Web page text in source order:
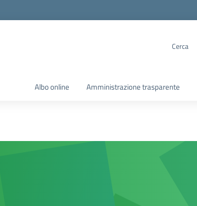
Cerca
Albo online Amministrazione trasparente